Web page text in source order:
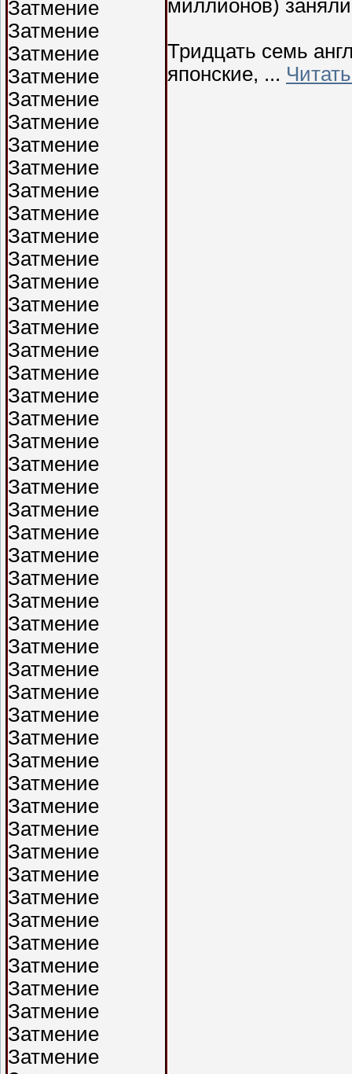
миллионов) заняли
Тридцать семь
японские, ...